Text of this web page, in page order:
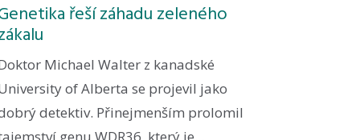
řeší záhadu zeleného
Michael Walter z kanadské
of Alberta se projevil jako
detektiv. Přinejmenším prolomil